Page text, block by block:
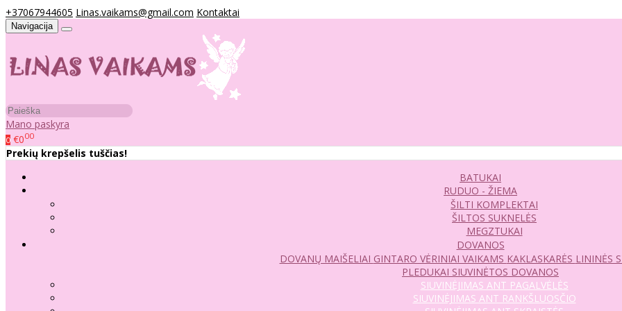
+37067944605 Linas.vaikams@gmail.com Kontaktai
Navigacija
Mano paskyra
0 €000
Prekių krepšelis tuščias!
BATUKAI
RUDUO - ŽIEMA
ŠILTI KOMPLEKTAI
ŠILTOS SUKNELĖS
MEGZTUKAI
DOVANOS
DOVANŲ MAIŠELIAI GINTARO VĖRINIAI VAIKAMS KAKLASKARĖS LININĖS
PLEDUKAI SIUVINĖTOS DOVANOS
SIUVINĖJIMAS ANT PAGALVĖLĖS
SIUVINĖJIMAS ANT RANKŠLUOSČIO